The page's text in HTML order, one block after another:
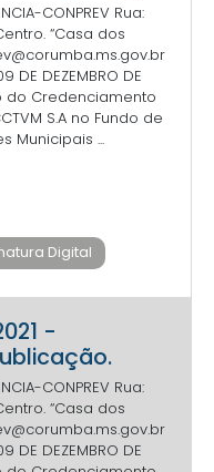
CONPREV Rua:
“Casa dos
DE DEZEMBRO DE
do Credenciamento
S.A no Fundo de
Municipais ...
Digital
-
CONPREV Rua:
“Casa dos
DE DEZEMBRO DE